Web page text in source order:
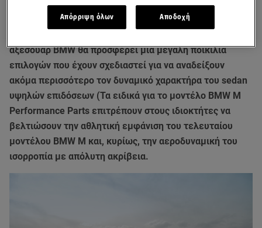
αξεσουάρ BMW θα προσφέρει μια μεγάλη ποικιλία
επιλογών που έχουν σχεδιαστεί για να αναδείξουν
ακόμα περισσότερο τον δυναμικό χαρακτήρα του sedan
υψηλών επιδόσεων (Τα ειδικά για το μοντέλο BMW M
Performance Parts επιτρέπουν στους ιδιοκτήτες να
βελτιώσουν την αθλητική εμφάνιση του τελευταίου
μοντέλου BMW M και, κυρίως, την αεροδυναμική του
ισορροπία με απόλυτη ακρίβεια.
Απόρριψη όλων Αποδοχή